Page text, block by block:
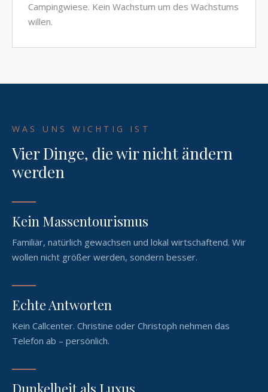
Campingwiese. Kein Wachstum um des Wachstums
willen.
WAS UNS WICHTIG IST
Vier Dinge, die wir nicht ändern
werden
Kein Massentourismus
Familiär, natürlich gewachsen und lokal wirtschaftend. Wir
wollen nicht größer werden, sondern besser.
Echte Antworten
Kein Callcenter. Christine oder Christoph nehmen das
Telefon ab – persönlich.
Dunkelheit als Luxus